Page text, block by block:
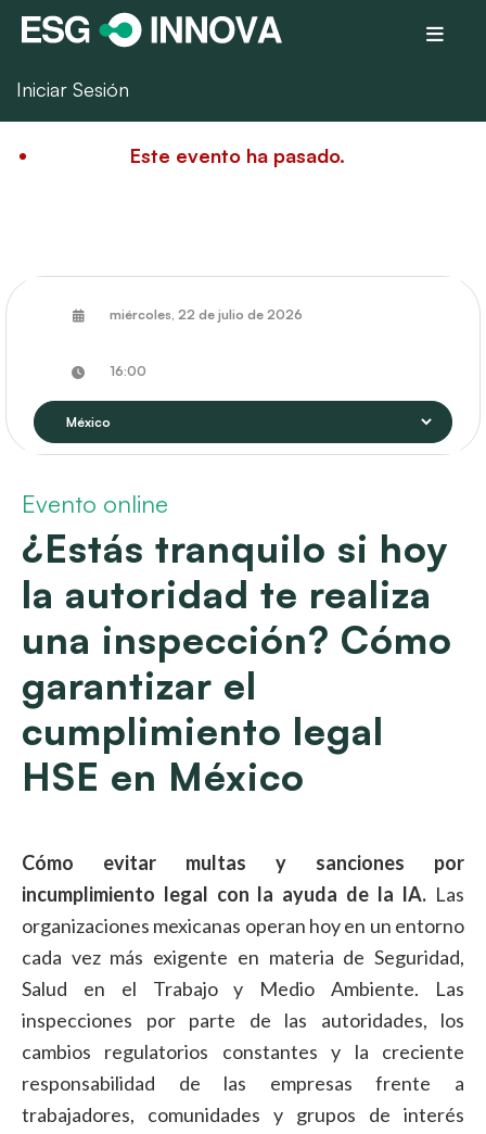
Iniciar Sesión
Este evento ha pasado.
miércoles, 22 de julio de 2026
16:00
Evento online
¿Estás tranquilo si hoy
la autoridad te realiza
una inspección? Cómo
garantizar el
cumplimiento legal
HSE en México
Cómo evitar multas y sanciones por
incumplimiento legal con la ayuda de la IA. Las
organizaciones mexicanas operan hoy en un entorno
cada vez más exigente en materia de Seguridad,
Salud en el Trabajo y Medio Ambiente. Las
inspecciones por parte de las autoridades, los
cambios regulatorios constantes y la creciente
responsabilidad de las empresas frente a
trabajadores, comunidades y grupos de interés